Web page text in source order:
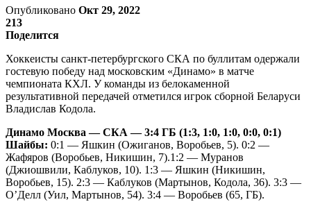
Опубликовано Окт 29, 2022
213
Поделится
Хоккеисты санкт-петербургского СКА по буллитам одержали
гостевую победу над московским «Динамо» в матче
чемпионата КХЛ. У команды из белокаменной
результативной передачей отметился игрок сборной Беларуси
Владислав Кодола.
Динамо Москва — СКА — 3:4 ГБ (1:3, 1:0, 1:0, 0:0, 0:1)
Шайбы: 0:1 — Яшкин (Ожиганов, Воробьев, 5). 0:2 —
Жафяров (Воробьев, Никишин, 7).1:2 — Муранов
(Джиошвили, Каблуков, 10). 1:3 — Яшкин (Никишин,
Воробьев, 15). 2:3 — Каблуков (Мартынов, Кодола, 36). 3:3 —
О’Делл (Уил, Мартынов, 54). 3:4 — Воробьев (65, ГБ).